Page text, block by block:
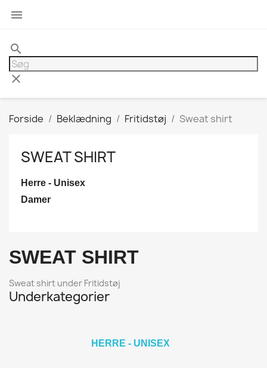

search
clear
Forside Beklædning Fritidstøj Sweat shirt
SWEAT SHIRT
Herre - Unisex
Damer
SWEAT SHIRT
Sweat shirt under Fritidstøj
Underkategorier
HERRE - UNISEX